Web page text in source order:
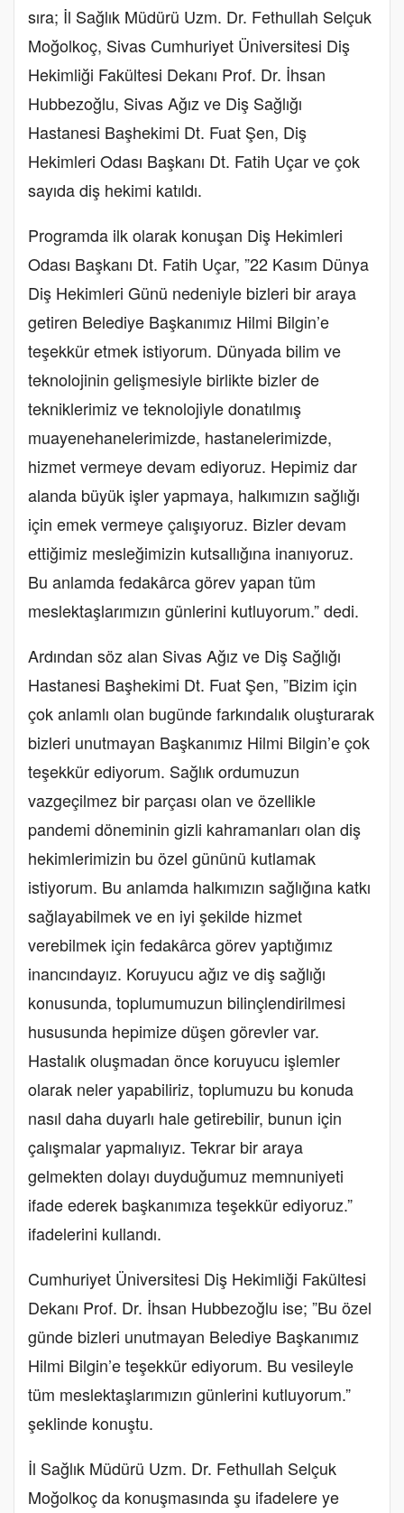
sıra; İl Sağlık Müdürü Uzm. Dr. Fethullah Selçuk
Moğolkoç, Sivas Cumhuriyet Üniversitesi Diş
Hekimliği Fakültesi Dekanı Prof. Dr. İhsan
Hubbezoğlu, Sivas Ağız ve Diş Sağlığı
Hastanesi Başhekimi Dt. Fuat Şen, Diş
Hekimleri Odası Başkanı Dt. Fatih Uçar ve çok
sayıda diş hekimi katıldı.
Programda ilk olarak konuşan Diş Hekimleri
Odası Başkanı Dt. Fatih Uçar, ”22 Kasım Dünya
Diş Hekimleri Günü nedeniyle bizleri bir araya
getiren Belediye Başkanımız Hilmi Bilgin’e
teşekkür etmek istiyorum. Dünyada bilim ve
teknolojinin gelişmesiyle birlikte bizler de
tekniklerimiz ve teknolojiyle donatılmış
muayenehanelerimizde, hastanelerimizde,
hizmet vermeye devam ediyoruz. Hepimiz dar
alanda büyük işler yapmaya, halkımızın sağlığı
için emek vermeye çalışıyoruz. Bizler devam
ettiğimiz mesleğimizin kutsallığına inanıyoruz.
Bu anlamda fedakârca görev yapan tüm
meslektaşlarımızın günlerini kutluyorum.” dedi.
Ardından söz alan Sivas Ağız ve Diş Sağlığı
Hastanesi Başhekimi Dt. Fuat Şen, ”Bizim için
çok anlamlı olan bugünde farkındalık oluşturarak
bizleri unutmayan Başkanımız Hilmi Bilgin’e çok
teşekkür ediyorum. Sağlık ordumuzun
vazgeçilmez bir parçası olan ve özellikle
pandemi döneminin gizli kahramanları olan diş
hekimlerimizin bu özel gününü kutlamak
istiyorum. Bu anlamda halkımızın sağlığına katkı
sağlayabilmek ve en iyi şekilde hizmet
verebilmek için fedakârca görev yaptığımız
inancındayız. Koruyucu ağız ve diş sağlığı
konusunda, toplumumuzun bilinçlendirilmesi
hususunda hepimize düşen görevler var.
Hastalık oluşmadan önce koruyucu işlemler
olarak neler yapabiliriz, toplumuzu bu konuda
nasıl daha duyarlı hale getirebilir, bunun için
çalışmalar yapmalıyız. Tekrar bir araya
gelmekten dolayı duyduğumuz memnuniyeti
ifade ederek başkanımıza teşekkür ediyoruz.”
ifadelerini kullandı.
Cumhuriyet Üniversitesi Diş Hekimliği Fakültesi
Dekanı Prof. Dr. İhsan Hubbezoğlu ise; ”Bu özel
günde bizleri unutmayan Belediye Başkanımız
Hilmi Bilgin’e teşekkür ediyorum. Bu vesileyle
tüm meslektaşlarımızın günlerini kutluyorum.”
şeklinde konuştu.
İl Sağlık Müdürü Uzm. Dr. Fethullah Selçuk
Moğolkoç da konuşmasında şu ifadelere ye